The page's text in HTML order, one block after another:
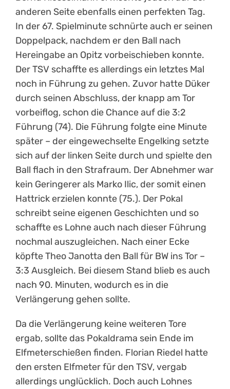
anderen Seite ebenfalls einen perfekten Tag.
In der 67. Spielminute schnürte auch er seinen
Doppelpack, nachdem er den Ball nach
Hereingabe an Opitz vorbeischieben konnte.
Der TSV schaffte es allerdings ein letztes Mal
noch in Führung zu gehen. Zuvor hatte Düker
durch seinen Abschluss, der knapp am Tor
vorbeiflog, schon die Chance auf die 3:2
Führung (74). Die Führung folgte eine Minute
später – der eingewechselte Engelking setzte
sich auf der linken Seite durch und spielte den
Ball flach in den Strafraum. Der Abnehmer war
kein Geringerer als Marko Ilic, der somit einen
Hattrick erzielen konnte (75.). Der Pokal
schreibt seine eigenen Geschichten und so
schaffte es Lohne auch nach dieser Führung
nochmal auszugleichen. Nach einer Ecke
köpfte Theo Janotta den Ball für BW ins Tor –
3:3 Ausgleich. Bei diesem Stand blieb es auch
nach 90. Minuten, wodurch es in die
Verlängerung gehen sollte.
Da die Verlängerung keine weiteren Tore
ergab, sollte das Pokaldrama sein Ende im
Elfmeterschießen finden. Florian Riedel hatte
den ersten Elfmeter für den TSV, vergab
allerdings unglücklich. Doch auch Lohnes